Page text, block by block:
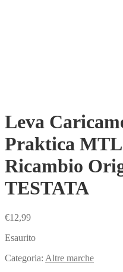
Leva
Praktica
Ricambio
TESTATA
€12,99
Esaurito
Categoria: Altre marche